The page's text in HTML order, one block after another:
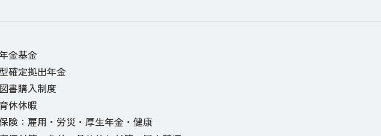
金基金
確定拠出年金
書購入制度
休休暇
険：雇用・労災・厚生年金・健康